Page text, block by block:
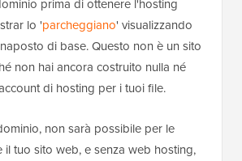
prima di ottenere l'hosting
lo 'parcheggiano' visualizzando
di base. Questo non è un sito
non hai ancora costruito nulla né
di hosting per i tuoi file.
non sarà possibile per le
il tuo sito web, e senza web hosting,